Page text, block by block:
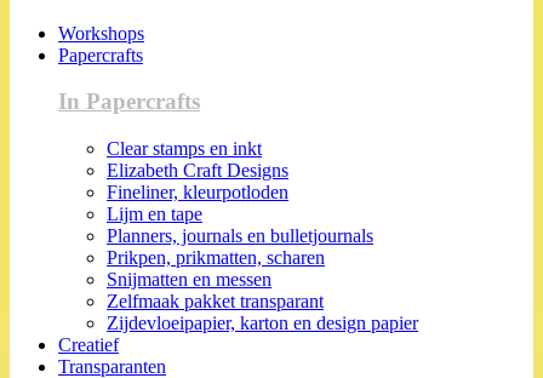
Workshops
Papercrafts
In Papercrafts
Clear stamps en inkt
Elizabeth Craft Designs
Fineliner, kleurpotloden
Lijm en tape
Planners, journals en bulletjournals
Prikpen, prikmatten, scharen
Snijmatten en messen
Zelfmaak pakket transparant
Zijdevloeipapier, karton en design papier
Creatief
Transparanten